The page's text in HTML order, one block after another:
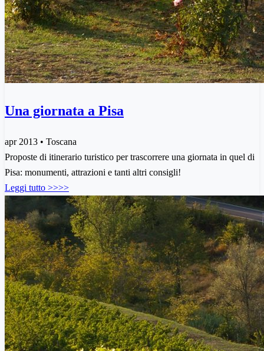
Una giornata a Pisa
apr 2013 • Toscana
Proposte di itinerario turistico per trascorrere una giornata in quel di
Pisa: monumenti, attrazioni e tanti altri consigli!
Leggi tutto >>>>